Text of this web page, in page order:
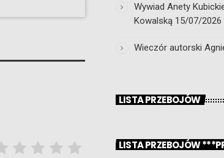
Wywiad Anety
Kowalską 15/07/2026
Wieczór autorski
LISTA PRZEBOJÓW
LISTA PRZEBOJÓW